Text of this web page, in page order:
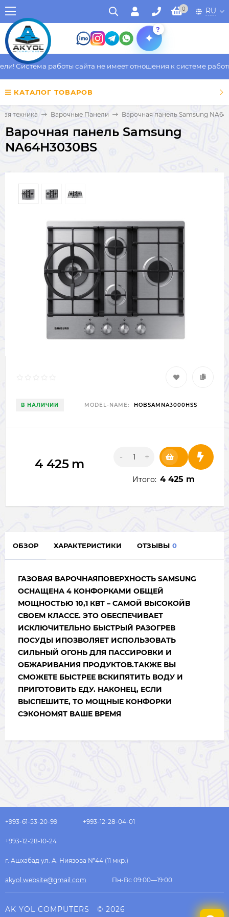
0 RU
?
Система работы сайта не имеет отношения к системе
КАТАЛОГ ТОВАРОВ
техника Варочные Панели Варочная панель Samsung
Варочная панель Samsung
NA64H3030BS
В НАЛИЧИИ MODEL-NAME: HOBSAMNA3000HSS
4 425 m - +
Итого: 4 425 m
ОБЗОР ХАРАКТЕРИСТИКИ ОТЗЫВЫ 0
ГАЗОВАЯ ВАРОЧНАЯПОВЕРХНОСТЬ SAMSUNG
ОСНАЩЕНА 4 КОНФОРКАМИ ОБЩЕЙ
МОЩНОСТЬЮ 10,1 КВТ – САМОЙ ВЫСОКОЙВ
СВОЕМ КЛАССЕ. ЭТО ОБЕСПЕЧИВАЕТ
ИСКЛЮЧИТЕЛЬНО БЫСТРЫЙ РАЗОГРЕВ
ПОСУДЫ ИПОЗВОЛЯЕТ ИСПОЛЬЗОВАТЬ
СИЛЬНЫЙ ОГОНЬ ДЛЯ ПАССИРОВКИ И
ОБЖАРИВАНИЯ ПРОДУКТОВ.ТАКЖЕ ВЫ
СМОЖЕТЕ БЫСТРЕЕ ВСКИПЯТИТЬ ВОДУ И
ПРИГОТОВИТЬ ЕДУ. НАКОНЕЦ, ЕСЛИ
ВЫСПЕШИТЕ, ТО МОЩНЫЕ КОНФОРКИ
СЭКОНОМЯТ ВАШЕ ВРЕМЯ
+993-61-53-20-99 +993-12-28-04-01
+993-12-28-10-24
г. Ашхабад ул. А. Ниязова №44 (11 мкр.)
akyol.website@gmail.com Пн-Вс 09:00—19:00
AK YOL COMPUTERS © 2026